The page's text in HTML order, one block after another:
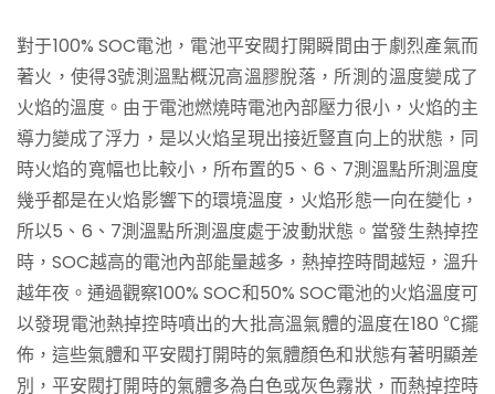
對于100% SOC電池，電池平安閥打開瞬間由于劇烈產氣而
著火，使得3號測溫點概況高溫膠脫落，所測的溫度變成了
火焰的溫度。由于電池燃燒時電池內部壓力很小，火焰的主
導力變成了浮力，是以火焰呈現出接近豎直向上的狀態，同
時火焰的寬幅也比較小，所布置的5、6、7測溫點所測溫度
幾乎都是在火焰影響下的環境溫度，火焰形態一向在變化，
所以5、6、7測溫點所測溫度處于波動狀態。當發生熱掉控
時，SOC越高的電池內部能量越多，熱掉控時間越短，溫升
越年夜。通過觀察100% SOC和50% SOC電池的火焰溫度可
以發現電池熱掉控時噴出的大批高溫氣體的溫度在180 ℃擺
佈，這些氣體和平安閥打開時的氣體顏色和狀態有著明顯差
別，平安閥打開時的氣體多為白色或灰色霧狀，而熱掉控時